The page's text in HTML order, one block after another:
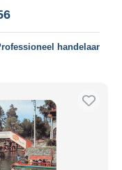
handelaar